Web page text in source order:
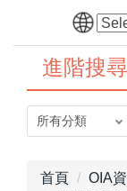
進階搜尋
首頁 OIA